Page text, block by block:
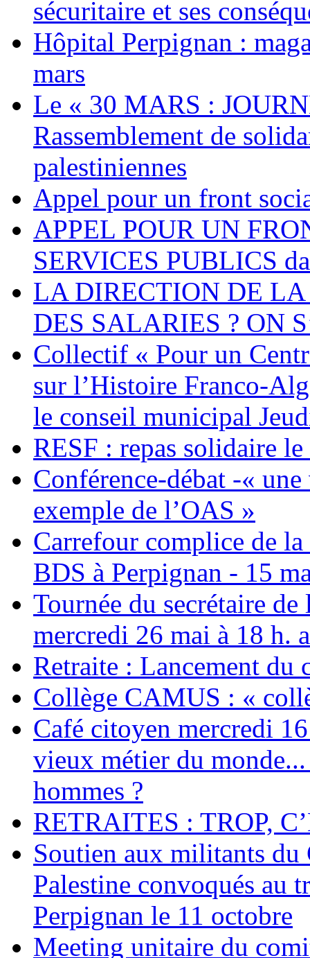
sécuritaire et ses
Hôpital Perpignan :
mars
Le « 30 MARS :
Rassemblement de
palestiniennes
Appel pour un front
APPEL POUR UN
SERVICES PUBLICS
LA DIRECTION DE
DES SALARIES ? ON
Collectif « Pour un
sur l’Histoire Franco-
le conseil municipal
RESF : repas solidaire
Conférence-débat -«
exemple de l’OAS »
Carrefour complice de
BDS à Perpignan - 15
Tournée du secrétaire
mercredi 26 mai à 18 h.
Retraite : Lancement du
Collège CAMUS : «
Café citoyen mercredi
vieux métier du
hommes ?
RETRAITES : TROP,
Soutien aux militants
Palestine convoqués au
Perpignan le 11 octobre
Meeting unitaire du